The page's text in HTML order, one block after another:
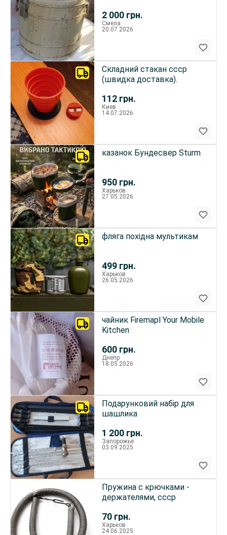
2 000 грн.
Смела
20.07.2026
112 грн.
Складний стакан ссср
(швидка доставка).
Киев
14.07.2026
950 грн.
казанок Бундесвер Sturm
Харьков
27.05.2026
499 грн.
фляга похідна мультикам
Харьков
26.05.2026
600 грн.
чайник Firemapl Your Mobile
Kitchen
Днепр
18.05.2026
1 200 грн.
Подарунковий набір для
шашлика
Запорожье
03.09.2025
70 грн.
Пружина с крючками -
держателями, ссср
Харьков
24.06.2025